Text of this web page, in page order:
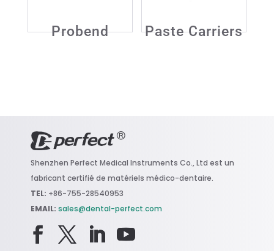
Probend Paste Carriers
Shenzhen Perfect Medical Instruments Co., Ltd est un
fabricant certifié de matériels médico-dentaire.
TEL: +86-755-28540953
EMAIL: sales@dental-perfect.com